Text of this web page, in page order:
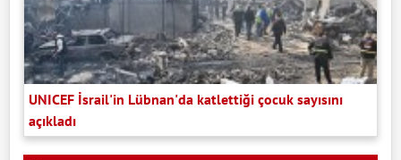
UNICEF İsrail'in Lübnan'da katlettiği çocuk sayısını
açıkladı